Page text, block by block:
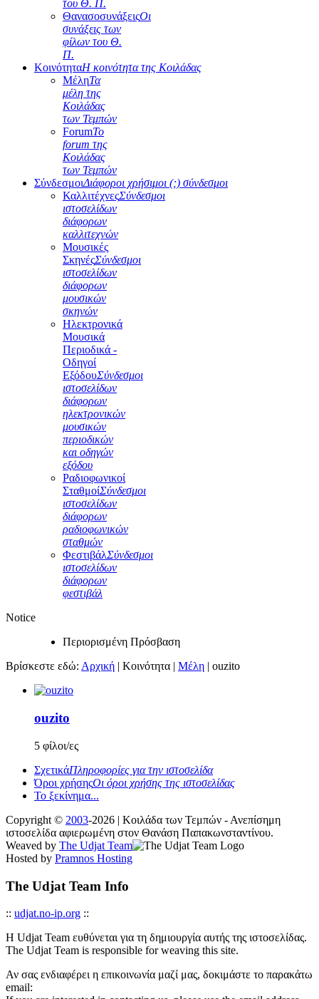
του Θ. Π.
ΘανασοσυνάξειςΟι
συνάξεις των
φίλων του Θ.
Π.
ΚοινότηταΗ κοινότητα της Κοιλάδας
ΜέληΤα
μέλη της
Κοιλάδας
των Τεμπών
ForumΤο
forum της
Κοιλάδας
των Τεμπών
ΣύνδεσμοιΔιάφοροι χρήσιμοι (;) σύνδεσμοι
ΚαλλιτέχνεςΣύνδεσμοι
ιστοσελίδων
διάφορων
καλλιτεχνών
Μουσικές
ΣκηνέςΣύνδεσμοι
ιστοσελίδων
διάφορων
μουσικών
σκηνών
Ηλεκτρονικά
Μουσικά
Περιοδικά -
Οδηγοί
ΕξόδουΣύνδεσμοι
ιστοσελίδων
διάφορων
ηλεκτρονικών
μουσικών
περιοδικών
και οδηγών
εξόδου
Ραδιοφωνικοί
ΣταθμοίΣύνδεσμοι
ιστοσελίδων
διάφορων
ραδιοφωνικών
σταθμών
ΦεστιβάλΣύνδεσμοι
ιστοσελίδων
διάφορων
φεστιβάλ
Notice
Περιορισμένη Πρόσβαση
Βρίσκεστε εδώ: Αρχική | Κοινότητα | Μέλη | ouzito
ouzito
5 φίλοι/ες
ΣχετικάΠληροφορίες για την ιστοσελίδα
Όροι χρήσηςΟι όροι χρήσης της ιστοσελίδας
Το ξεκίνημα...
Copyright © 2003-2026 | Κοιλάδα των Τεμπών - Ανεπίσημη
ιστοσελίδα αφιερωμένη στον Θανάση Παπακωνσταντίνου.
Weaved by The Udjat Team
Hosted by Pramnos Hosting
The Udjat Team Info
:: udjat.no-ip.org ::
Η Udjat Team ευθύνεται για τη δημιουργία αυτής της ιστοσελίδας.
The Udjat Team is responsible for weaving this site.
Αν σας ενδιαφέρει η επικοινωνία μαζί μας, δοκιμάστε το παρακάτω
email: